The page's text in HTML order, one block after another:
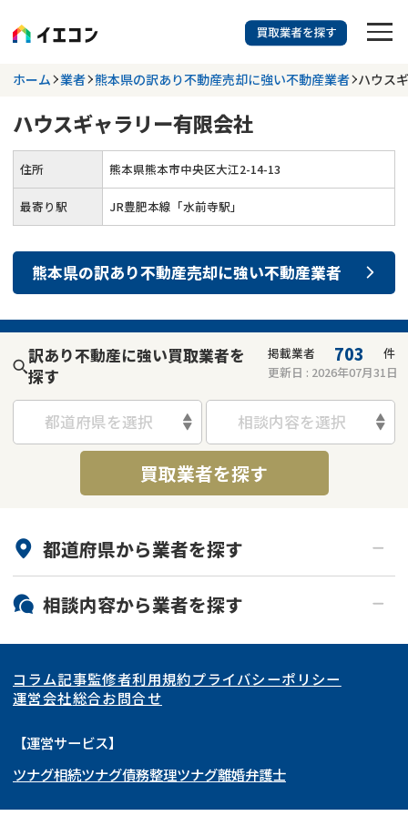
訳あり物件に強い業者を探す
都道府県を選択 相談内容を選択
掲載業者 703
件
検索する
業者を探す
相談内容で探す
空き家 事故物件
再建築不可 底地
借地 共有持分
任意売却
リースバック
不動産コラム
不動産売却 再建築不可物件
共有持分 底地
訳あり不動産 不動産投資
土地売却 不動産相続
アンケート調査
業者を探す
ホーム 業者 熊本県の訳あり不動産売却に強い不動産業者 ハウス
ハウスギャラリー有限会社
住所 熊本県熊本市中央区大江2-14-13
最寄り駅 JR豊肥本線「水前寺駅」
熊本県の訳あり不動産売却に強い不動産業者
訳あり不動産に強い買取業者を
探す
掲載業者 703
件
更新日 : 2026年07月31日
都道府県を選択 相談内容を選択
買取業者を探す
都道府県から業者を探す
北海道・東北
北海道 青森県
岩手県 宮城県
秋田県
福島県
関東
東京都 神奈川県
埼玉県
茨城県 群馬県
東海
愛知県
岐阜県 山梨県
関西
大阪府 京都府
北陸・甲信越
相談内容から業者を探す
再建築不可
底地
ゴミ屋敷
リースバック
コラム記事監修者利用規約プライバシーポリシー
運営会社総合お問合せ
【運営サービス】
ツナグ相続ツナグ債務整理ツナグ離婚弁護士